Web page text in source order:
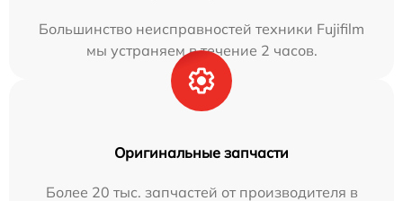
Большинство неисправностей техники Fujifilm
мы устраняем в течение 2 часов.
Оригинальные запчасти
Более 20 тыс. запчастей от производителя в